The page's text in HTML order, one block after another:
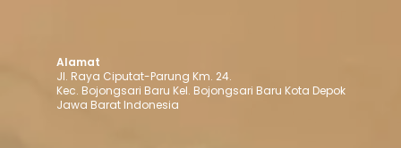
Alamat
Jl. Raya Ciputat-Parung Km. 24.
Kec. Bojongsari Baru Kel. Bojongsari Baru Kota Depok
Jawa Barat Indonesia